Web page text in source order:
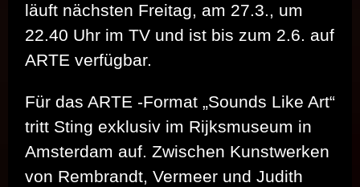
läuft nächsten Freitag, am 27.3., um
22.40 Uhr im TV und ist bis zum 2.6. auf
ARTE verfügbar.
Für das ARTE -Format „Sounds Like Art“
tritt Sting exklusiv im Rijksmuseum in
Amsterdam auf. Zwischen Kunstwerken
von Rembrandt, Vermeer und Judith